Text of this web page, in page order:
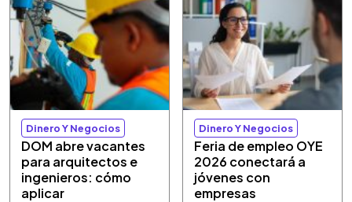
Dinero Y Negocios
DOM abre vacantes
para arquitectos e
ingenieros: cómo
aplicar
Dinero Y Negocios
Feria de empleo OYE
2026 conectará a
jóvenes con
empresas